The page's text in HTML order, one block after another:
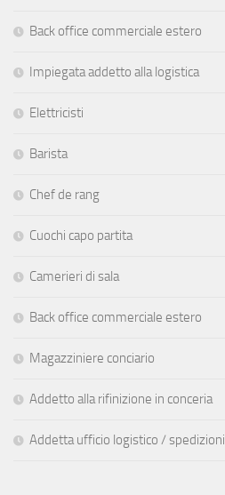
Back office commerciale estero
Impiegata addetto alla logistica
Elettricisti
Barista
Chef de rang
Cuochi capo partita
Camerieri di sala
Back office commerciale estero
Magazziniere conciario
Addetto alla rifinizione in conceria
Addetta ufficio logistico / spedizioni